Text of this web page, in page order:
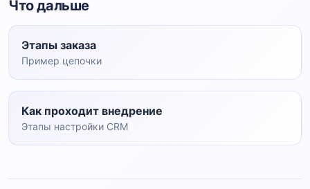
Что дальше
Этапы заказа
Пример цепочки
Как проходит внедрение
Этапы настройки CRM